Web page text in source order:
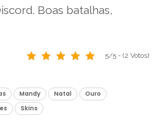
Boas batalhas,
5/5 - (2 Votos)
Mandy Natal
Ouro
Skins